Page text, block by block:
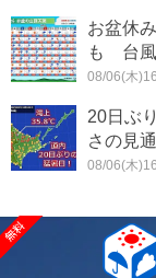
お盆休
も 台風
08/06(木
20日ぶ
さの見
08/06(木